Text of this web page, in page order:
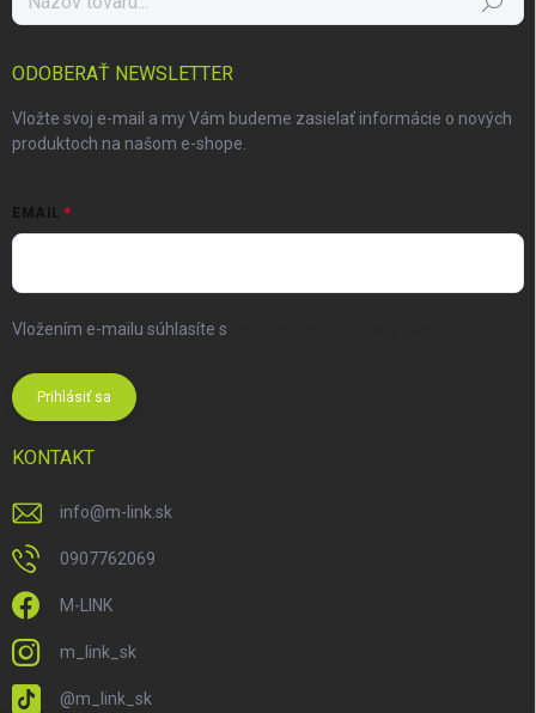
ODOBERAŤ NEWSLETTER
Vložte svoj e-mail a my Vám budeme zasielať informácie o nových
produktoch na našom e-shope.
EMAIL
Vložením e-mailu súhlasíte s
Prihlásiť sa
KONTAKT
info@m-link.sk
0907762069
M-LINK
m_link_sk
@m_link_sk